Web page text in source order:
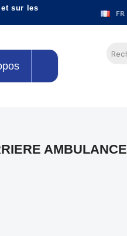
et sur les
FR
AMBULANCE